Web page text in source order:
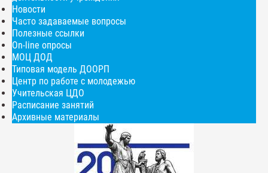
Новости
Часто задаваемые вопросы
Полезные ссылки
On-line опросы
МОЦ ДОД
Типовая модель ДООРП
Центр по работе с молодежью
Учительская ЦДО
Расписание занятий
Архивные материалы